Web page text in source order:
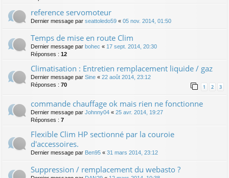
reference servomoteur
Dernier message par seattoledo59 « 05 nov. 2014, 01:50
Temps de mise en route Clim
Dernier message par bohec « 17 sept. 2014, 20:30
Réponses : 12
Climatisation : Entretien remplacement liquide / gaz
Dernier message par Sine « 22 août 2014, 23:12
Réponses : 70 1 2 3
commande chauffage ok mais rien ne fonctionne
Dernier message par Johnny04 « 25 avr. 2014, 19:27
Réponses : 7
Flexible Clim HP sectionné par la couroie
d'accessoires.
Dernier message par Ben95 « 31 mars 2014, 23:12
Suppression / remplacement du webasto ?